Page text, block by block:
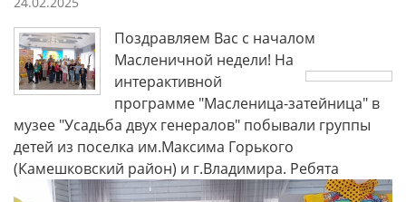
Поздравляем Вас с началом
Масленичной недели! На
интерактивной
программе "Масленица-затейница" в
музее "Усадьба двух генералов" побывали группы
детей из поселка им.Максима Горького
(Камешковский район) и г.Владимира. Ребята